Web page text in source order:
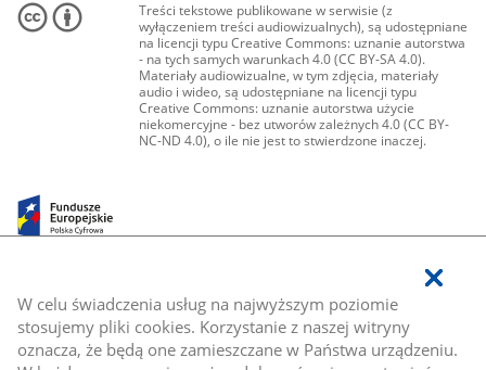
W celu świadczenia usług na najwyższym poziomie
stosujemy pliki cookies. Korzystanie z naszej witryny
oznacza, że będą one zamieszczane w Państwa urządzeniu.
Treści tekstowe publikowane w serwisie (z
wyłączeniem treści audiowizualnych), są udostępniane
na licencji typu Creative Commons: uznanie autorstwa
- na tych samych warunkach 4.0 (CC BY-SA 4.0).
Materiały audiowizualne, w tym zdjęcia, materiały
audio i wideo, są udostępniane na licencji typu
Creative Commons: uznanie autorstwa użycie
niekomercyjne - bez utworów zależnych 4.0 (CC BY-
NC-ND 4.0), o ile nie jest to stwierdzone inaczej.